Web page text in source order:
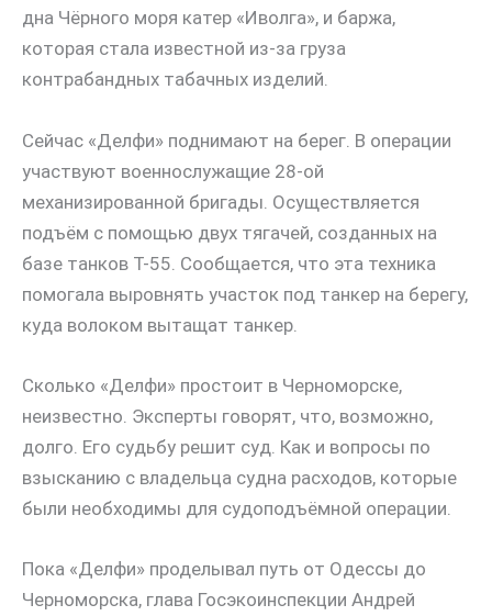
дна Чёрного моря катер «Иволга», и баржа,
которая стала известной из-за груза
контрабандных табачных изделий.
Сейчас «Делфи» поднимают на берег. В операции
участвуют военнослужащие 28-ой
механизированной бригады. Осуществляется
подъём с помощью двух тягачей, созданных на
базе танков Т-55. Сообщается, что эта техника
помогала выровнять участок под танкер на берегу,
куда волоком вытащат танкер.
Сколько «Делфи» простоит в Черноморске,
неизвестно. Эксперты говорят, что, возможно,
долго. Его судьбу решит суд. Как и вопросы по
взысканию с владельца судна расходов, которые
были необходимы для судоподъёмной операции.
Пока «Делфи» проделывал путь от Одессы до
Черноморска, глава Госэкоинспекции Андрей